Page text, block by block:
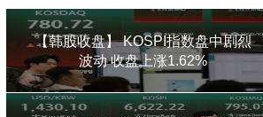
【韩股收盘】 KOSPI指数盘中剧烈
波动 收盘上涨1.62%